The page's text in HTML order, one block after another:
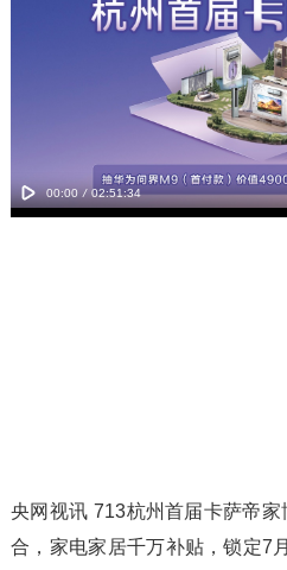
央网视讯 713杭州首届卡萨帝
合，家电家居千万补贴，锁定7